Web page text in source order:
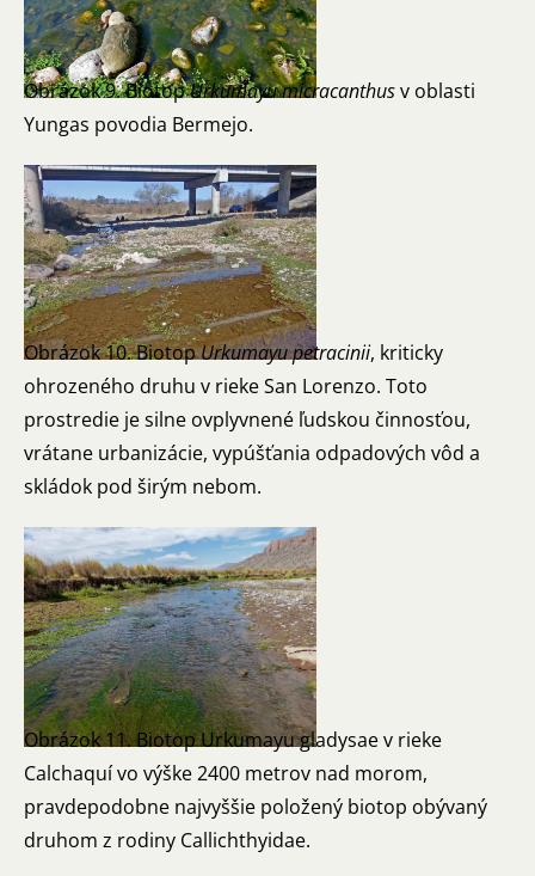
Obrázok 9. BiotopUrkumayu micracanthusv oblasti
Yungas povodia Bermejo.
Obrázok 10. BiotopUrkumayu petracinii, kriticky
ohrozeného druhu v rieke San Lorenzo. Toto
prostredie je silne ovplyvnené ľudskou činnosťou,
vrátane urbanizácie, vypúšťania odpadových vôd a
skládok pod širým nebom.
Obrázok 11. Biotop Urkumayu gladysae v rieke
Calchaquí vo výške 2400 metrov nad morom,
pravdepodobne najvyššie položený biotop obývaný
druhom z rodiny Callichthyidae.